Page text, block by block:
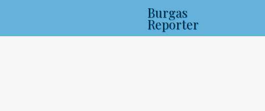
Burgas
Reporter